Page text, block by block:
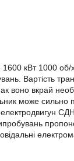
1600 кВт 1000
Вартість
воно вкрай
може сильно
електродвигун